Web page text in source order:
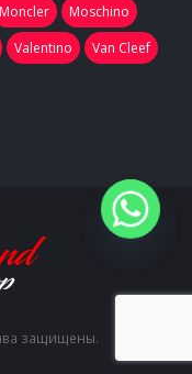
Moncler
Moschino
Valentino
Van Cleef
защищены.